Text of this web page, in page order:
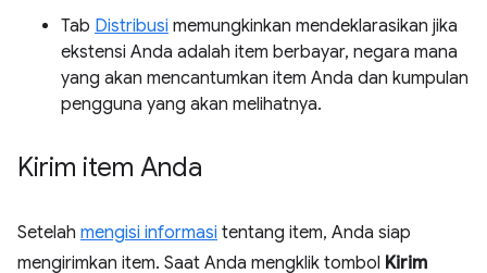
Tab Distribusi memungkinkan mendeklarasikan jika
ekstensi Anda adalah item berbayar, negara mana
yang akan mencantumkan item Anda dan kumpulan
pengguna yang akan melihatnya.
Kirim item Anda
Setelah mengisi informasi tentang item, Anda siap
mengirimkan item. Saat Anda mengklik tombol Kirim